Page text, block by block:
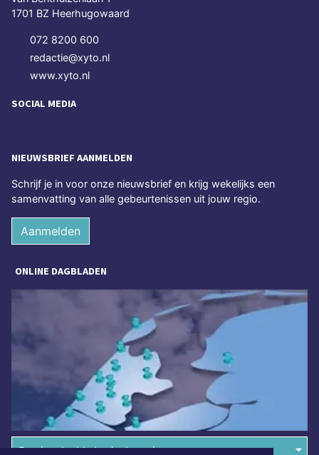
1701 BZ Heerhugowaard
072 8200 600
redactie@xyto.nl
www.xyto.nl
SOCIAL MEDIA
NIEUWSBRIEF AANMELDEN
Schrijf je in voor onze nieuwsbrief en krijg wekelijks een
samenvatting van alle gebeurtenissen uit jouw regio.
Aanmelden
ONLINE DAGBLADEN
Overige dagbladen in de regio